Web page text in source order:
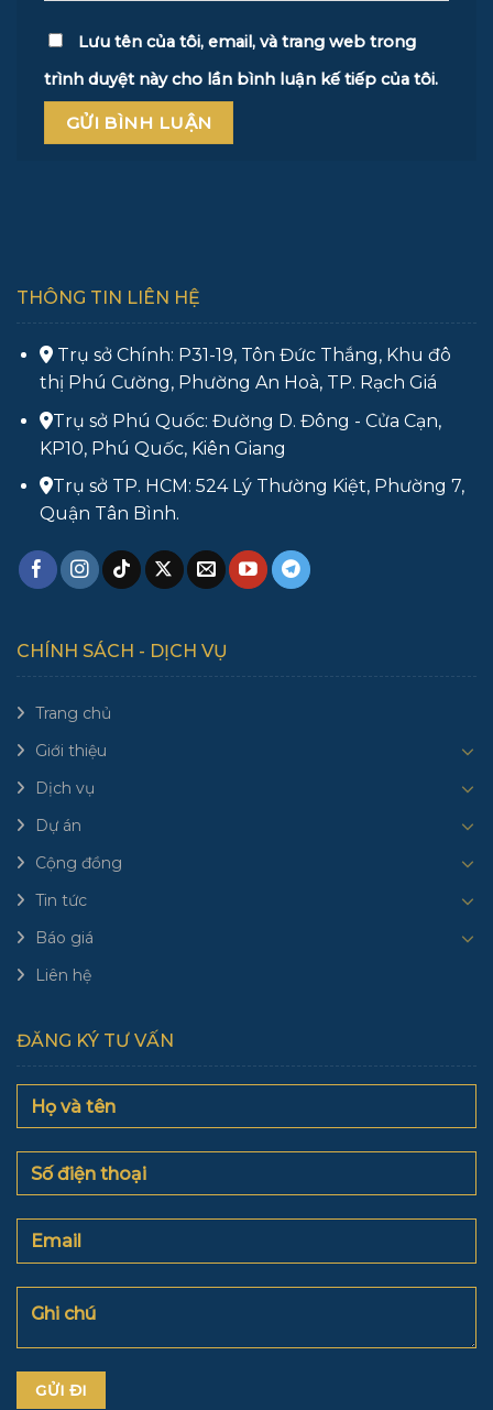
Lưu tên của tôi, email, và trang web trong
trình duyệt này cho lần bình luận kế tiếp của tôi.
THÔNG TIN LIÊN HỆ
Trụ sở Chính: P31-19, Tôn Đức Thắng, Khu đô
thị Phú Cường, Phường An Hoà, TP. Rạch Giá
Trụ sở Phú Quốc: Đường D. Đông - Cửa Cạn,
KP10, Phú Quốc, Kiên Giang
Trụ sở TP. HCM: 524 Lý Thường Kiệt, Phường 7,
Quận Tân Bình.
CHÍNH SÁCH - DỊCH VỤ
Trang chủ
Giới thiệu
Dịch vụ
Dự án
Cộng đồng
Tin tức
Báo giá
Liên hệ
ĐĂNG KÝ TƯ VẤN